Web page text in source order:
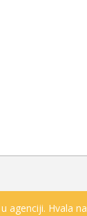
agenciji. Hvala na